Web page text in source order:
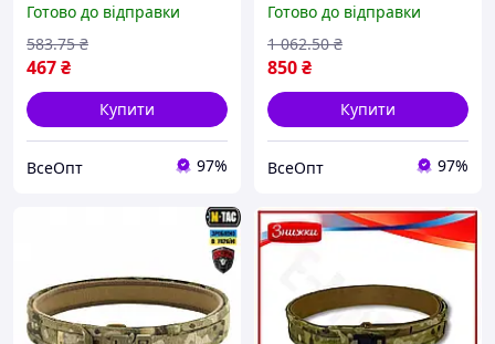
туристів та активного
відпочинку, до 100 кг
навантаження
Готово до відправки
467₴
583.75 ₴
Купити
ВсеОпт 97%
140 см, розривне
навантаження 10 KN, для
активного відпочинку
Готово до відправки
850₴
1 062.50 ₴
Купити
ВсеОпт 97%